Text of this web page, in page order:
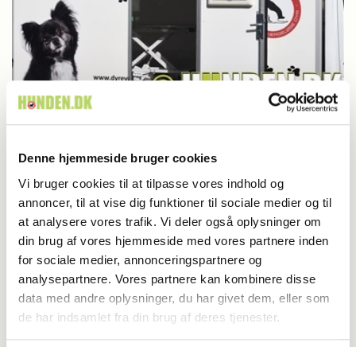
Denne hjemmeside bruger cookies
Vi bruger cookies til at tilpasse vores indhold og
annoncer, til at vise dig funktioner til sociale medier og til
at analysere vores trafik. Vi deler også oplysninger om
din brug af vores hjemmeside med vores partnere inden
for sociale medier, annonceringspartnere og
analysepartnere. Vores partnere kan kombinere disse
data med andre oplysninger, du har givet dem, eller som
de har indsamlet fra din brug af deres tjenester.
Dyrlæge/sundhed
Frynseklinikken kører stadig